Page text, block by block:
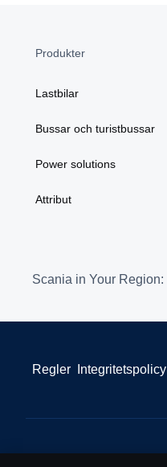
Produkter
Lastbilar
Bussar och turistbussar
Power solutions
Attribut
Scania in Your Region:
Regler Integritetspolicy